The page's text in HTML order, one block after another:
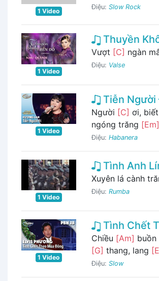
1 Video
Điệu: Slow Rock
1 Video
Thuyền
Vượt [C] ngàn
Điệu: Valse
1 Video
Tiễn Người
Người [C] ơi,
ngóng trăng [Em]
Điệu: Habanera
1 Video
Tình Anh
Xuyên lá cành
Điệu: Rumba
1 Video
Tình Chết
Chiều [Am] buồn
[G] thang, lang
Điệu: Slow